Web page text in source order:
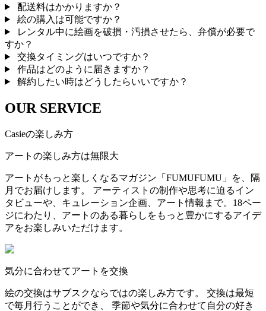
配送料はかかりますか？
絵の購入は可能ですか？
レンタル中に絵画を破損・汚損させたら、弁償が必要で
すか？
交換タイミングはいつですか？
作品はどのように届きますか？
解約したい時はどうしたらいいですか？
OUR SERVICE
Casieの楽しみ方
アートの楽しみ方は無限大
アートがもっと楽しくなるマガジン「FUMUFUMU」を、隔
月でお届けします。 アーティストの制作や思考に迫るイン
タビューや、キュレーション企画、アート情報まで。18ペー
ジにわたり、アートのある暮らしをもっと豊かにするアイデ
アをお楽しみいただけます。
気分に合わせてアートを交換
絵の交換はサブスクならではの楽しみ方です。 交換は最短
で毎月行うことができ、 季節や気分に合わせて自分の好き